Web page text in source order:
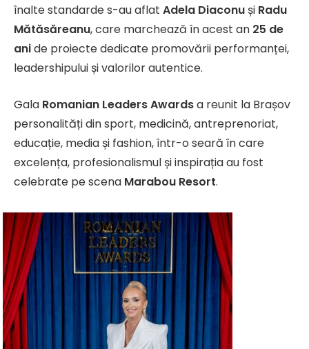
înalte standarde s-au aflat Adela Diaconu și Radu
Mătăsăreanu, care marchează în acest an 25 de
anide proiecte dedicate promovării performanței,
leadershipului și valorilor autentice.
Gala Romanian Leaders Awardsa reunit la Brașov
personalități din sport, medicină, antreprenoriat,
educație, media și fashion, într-o seară în care
excelența, profesionalismul și inspirația au fost
celebrate pe scena Marabou Resort.